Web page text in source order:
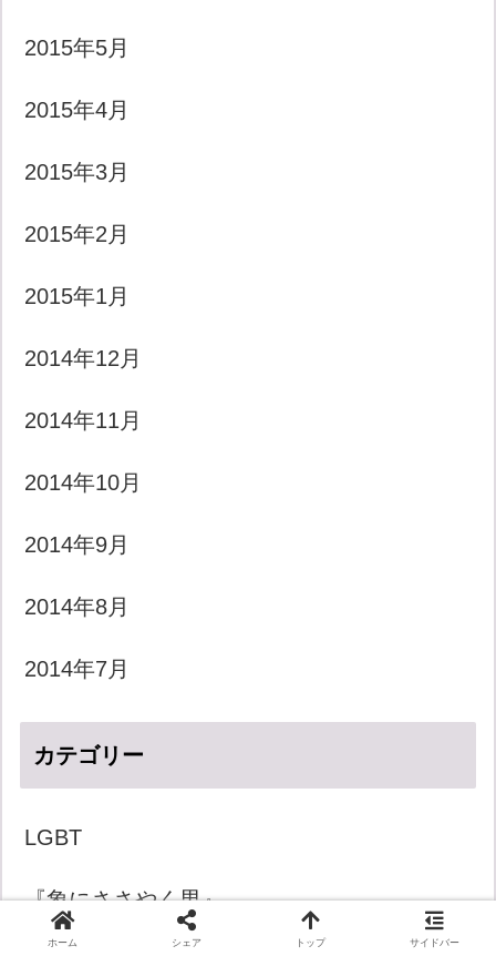
2015年5月
2015年4月
2015年3月
2015年2月
2015年1月
2014年12月
2014年11月
2014年10月
2014年9月
2014年8月
2014年7月
カテゴリー
LGBT
『象にささやく男』
ホーム シェア トップ サイドバー